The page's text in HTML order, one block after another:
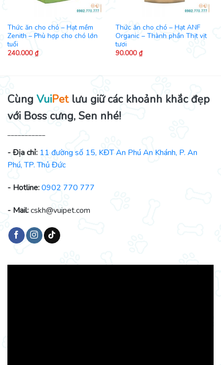
Thức ăn cho chó – Hạt mềm
Zenith – Phù hợp cho chó lớn
tuổi
240.000₫
Thức ăn cho chó – Hạt ANF
Organic – Thành phần Thịt vịt
tươi
90.000₫
Cùng VuiPetlưu giữ các khoảnh khắc đẹp
với Boss cưng, Sen nhé!
- Địa chỉ: 11 đường số 15, KĐT An Phú An Khánh, P. An
Phú, TP. Thủ Đức
- Hotline:0902 770 777
- Mail:cskh@vuipet.com